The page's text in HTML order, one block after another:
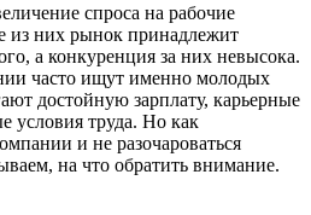
спроса на рабочие
из них рынок принадлежит
а конкуренция за них невысока.
часто ищут именно молодых
достойную зарплату, карьерные
условия труда. Но как
и не разочароваться
на что обратить внимание.